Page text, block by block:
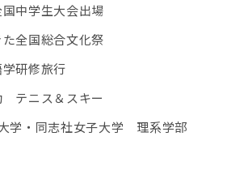
中学生大会出場
全国総合文化祭
研修旅行
テニス＆スキー
学・同志社女子大学 理系学部